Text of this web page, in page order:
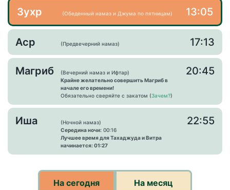
Зухр (Обеденный намаз и Джума по пятницам) 13:05
Аср (Предвечерний намаз) 17:13
Магриб
(Вечерний намаз и Ифтар)
Крайне желательно совершить Магриб в
начале его времени!
Обязательно сверяйте с закатом (Зачем?)
20:45
Иша
(Ночной намаз)
Середина ночи: 00:16
Лучшее время для Тахаджуда и Витра
начинается: 01:27
22:55
На сегодня На месяц